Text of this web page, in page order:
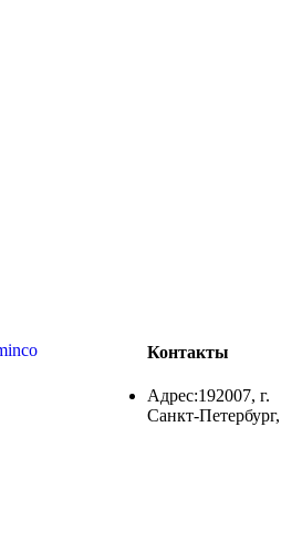
Контакты
Адрес:192007, г.
Санкт-Петербург,